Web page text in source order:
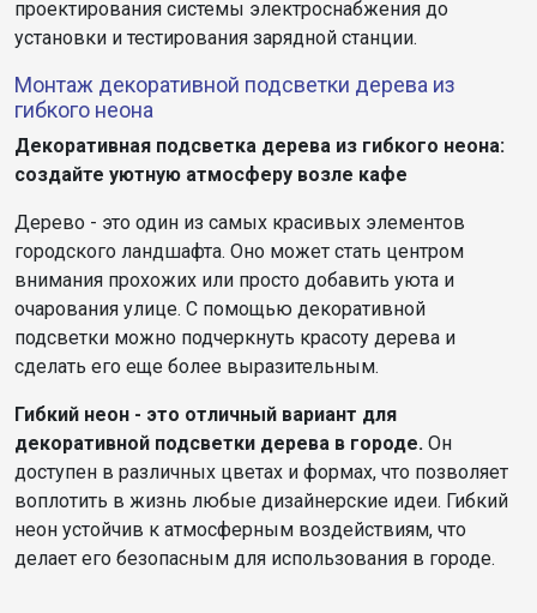
проектирования системы электроснабжения до
установки и тестирования зарядной станции.
Монтаж декоративной подсветки дерева из
гибкого неона
Декоративная подсветка дерева из гибкого неона:
создайте уютную атмосферу возле кафе
Дерево - это один из самых красивых элементов
городского ландшафта. Оно может стать центром
внимания прохожих или просто добавить уюта и
очарования улице. С помощью декоративной
подсветки можно подчеркнуть красоту дерева и
сделать его еще более выразительным.
Гибкий неон - это отличный вариант для
декоративной подсветки дерева в городе. Он
доступен в различных цветах и формах, что позволяет
воплотить в жизнь любые дизайнерские идеи. Гибкий
неон устойчив к атмосферным воздействиям, что
делает его безопасным для использования в городе.